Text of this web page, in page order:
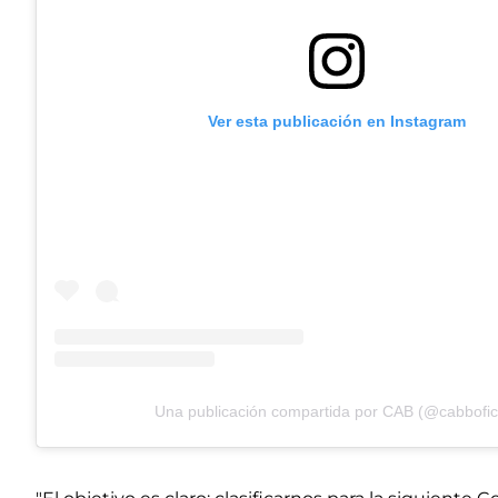
Ver esta publicación en Instagram
Una publicación compartida por CAB